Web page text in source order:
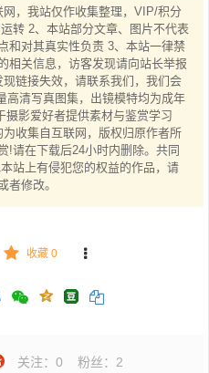
，我站仅作收集整理，VIP/积分
转 2、本站部分文章、图片不代表
和对其真实性负责 3、本站一律禁
相关信息，访客发现请向站长举报
链接失效，请联系我们，我们会
高清写真图集，出镜模特均为成年
摄影爱好者提供素材与鉴赏学习
收集自互联网，版权归原作者所
!请在下载后24小时内删除。共同
站上有侵犯您的权益的作品，请
者修改。
收藏 0
关注： 0 粉丝： 2